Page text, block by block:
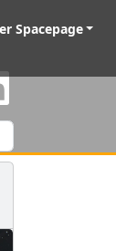
Spacepage